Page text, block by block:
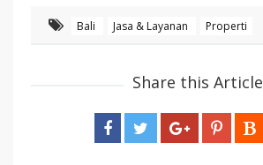
Bali Jasa & Layanan Properti
Share this Article